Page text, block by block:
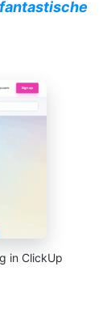
in ClickUp